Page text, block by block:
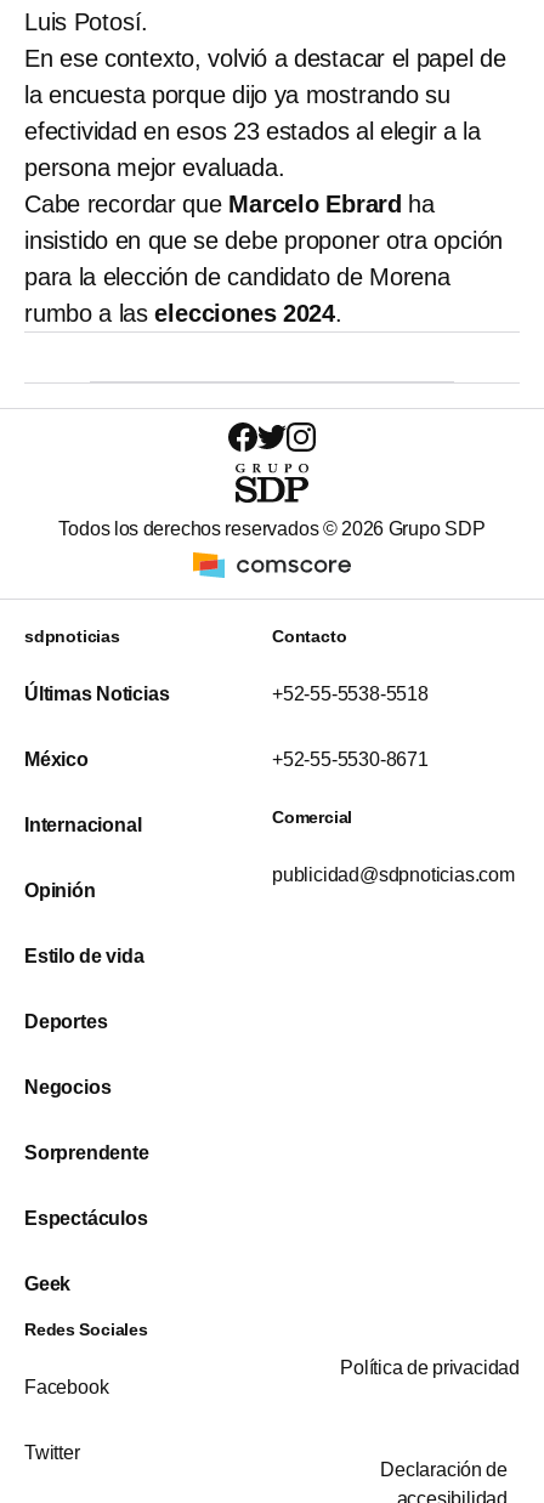
Luis Potosí.
En ese contexto, volvió a destacar el papel de
la encuesta porque dijo ya mostrando su
efectividad en esos 23 estados al elegir a la
persona mejor evaluada.
Cabe recordar que Marcelo Ebrard ha
insistido en que se debe proponer otra opción
para la elección de candidato de Morena
rumbo a las elecciones 2024.
Todos los derechos reservados © 2026 Grupo SDP
sdpnoticias
Últimas Noticias
México
Internacional
Opinión
Estilo de vida
Deportes
Negocios
Sorprendente
Espectáculos
Geek
Contacto
+52-55-5538-5518
+52-55-5530-8671
Comercial
publicidad@sdpnoticias.com
Redes Sociales
Facebook
Twitter
Política de privacidad
Declaración de
accesibilidad